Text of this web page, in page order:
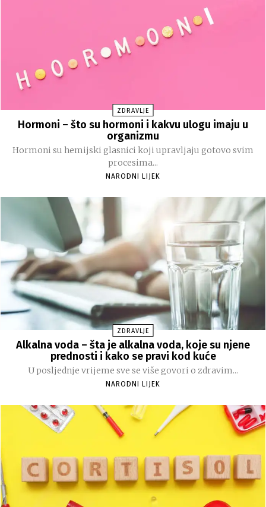
ZDRAVLJE
Hormoni – što su hormoni i kakvu ulogu imaju u
organizmu
Hormoni su hemijski glasnici koji upravljaju gotovo svim
procesima...
NARODNI LIJEK
ZDRAVLJE
Alkalna voda – šta je alkalna voda, koje su njene
prednosti i kako se pravi kod kuće
U posljednje vrijeme sve se više govori o zdravim...
NARODNI LIJEK